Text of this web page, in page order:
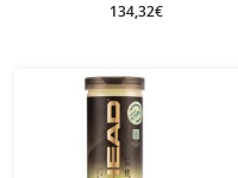
134,32€